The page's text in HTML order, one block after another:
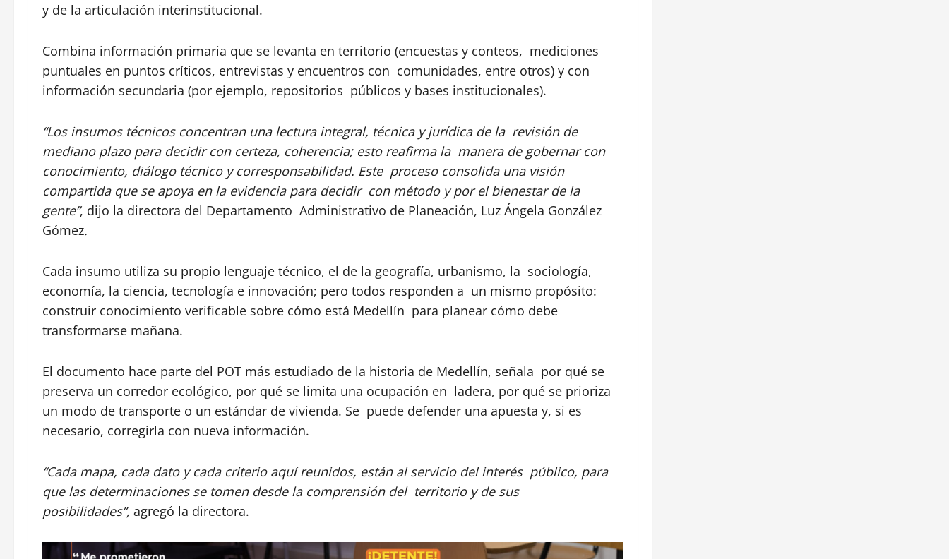
y de la articulación interinstitucional.
Combina información primaria que se levanta en territorio (encuestas y conteos, mediciones
puntuales en puntos críticos, entrevistas y encuentros con comunidades, entre otros) y con
información secundaria (por ejemplo, repositorios públicos y bases institucionales).
“Los insumos técnicos concentran una lectura integral, técnica y jurídica de la revisión de
mediano plazo para decidir con certeza, coherencia; esto reafirma la manera de gobernar con
conocimiento, diálogo técnico y corresponsabilidad. Este proceso consolida una visión
compartida que se apoya en la evidencia para decidir con método y por el bienestar de la
gente”, dijo la directora del Departamento Administrativo de Planeación, Luz Ángela González
Gómez.
Cada insumo utiliza su propio lenguaje técnico, el de la geografía, urbanismo, la sociología,
economía, la ciencia, tecnología e innovación; pero todos responden a un mismo propósito:
construir conocimiento verificable sobre cómo está Medellín para planear cómo debe
transformarse mañana.
El documento hace parte del POT más estudiado de la historia de Medellín, señala por qué se
preserva un corredor ecológico, por qué se limita una ocupación en ladera, por qué se prioriza
un modo de transporte o un estándar de vivienda. Se puede defender una apuesta y, si es
necesario, corregirla con nueva información.
“Cada mapa, cada dato y cada criterio aquí reunidos, están al servicio del interés público, para
que las determinaciones se tomen desde la comprensión del territorio y de sus
posibilidades”, agregó la directora.